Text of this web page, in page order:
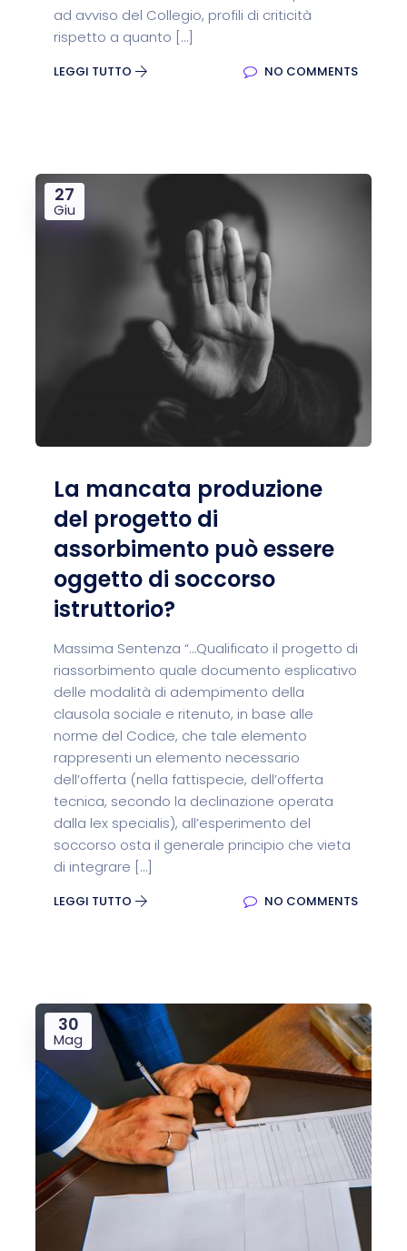
ad avviso del Collegio, profili di criticità
rispetto a quanto […]
LEGGI TUTTO NO COMMENTS
27
Giu
La mancata produzione
del progetto di
assorbimento può essere
oggetto di soccorso
istruttorio?
Massima Sentenza “…Qualificato il progetto di
riassorbimento quale documento esplicativo
delle modalità di adempimento della
clausola sociale e ritenuto, in base alle
norme del Codice, che tale elemento
rappresenti un elemento necessario
dell’offerta (nella fattispecie, dell’offerta
tecnica, secondo la declinazione operata
dalla lex specialis), all’esperimento del
soccorso osta il generale principio che vieta
di integrare […]
LEGGI TUTTO NO COMMENTS
30
Mag